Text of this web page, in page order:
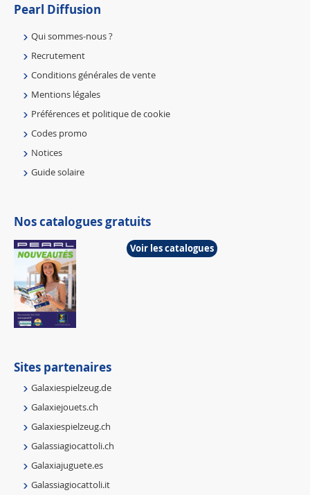
Pearl Diffusion
Qui sommes-nous ?
Recrutement
Conditions générales de vente
Mentions légales
Préférences et politique de cookie
Codes promo
Notices
Guide solaire
Nos catalogues gratuits
Voir les catalogues
Sites partenaires
Galaxiespielzeug.de
Galaxiejouets.ch
Galaxiespielzeug.ch
Galassiagiocattoli.ch
Galaxiajuguete.es
Galassiagiocattoli.it